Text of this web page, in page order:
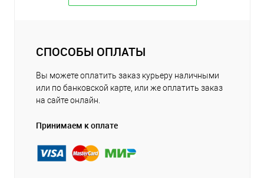
СПОСОБЫ ОПЛАТЫ
Вы можете оплатить заказ курьеру наличными
или по банковской карте, или же оплатить заказ
на сайте онлайн.
Принимаем к оплате